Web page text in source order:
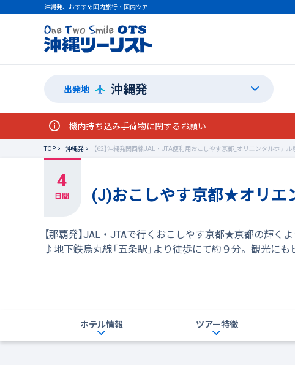
沖縄発、おすすめ国内旅行・国内ツアー
出発地 沖縄発
機内持ち込み手荷物に関するお願い
TOP 沖縄発
【62】沖縄発関西線JAL・JTA便利用おこしやす京都_オリエンタルホテル
(J)おこしやす京都★オリエ
【那覇発】JAL・JTAで行くおこしやす京都★京都の輝
♪地下鉄烏丸線「五条駅」より徒歩にて約９分。観光に
ホテル情報 ツアー特徴